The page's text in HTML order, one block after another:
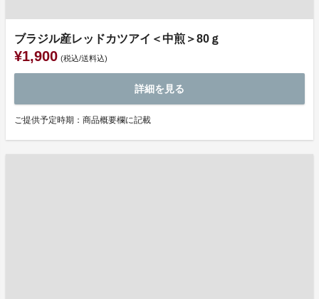
ブラジル産レッドカツアイ＜中煎＞80ｇ
¥1,900 (税込/送料込)
詳細を見る
ご提供予定時期：商品概要欄に記載